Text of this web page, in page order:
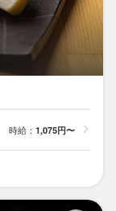
時給： 1,075円〜